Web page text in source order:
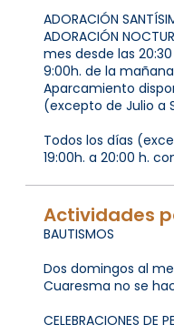
ADORACIÓN
ADORACIÓN
mes desde las 20:30
9:00h. de la
Aparcamiento
(excepto de Julio a
Todos los días
19:00h. a 20:00 h.
Actividades
BAUTISMOS
Dos domingos al
Cuaresma no se
CELEBRACIONES DE